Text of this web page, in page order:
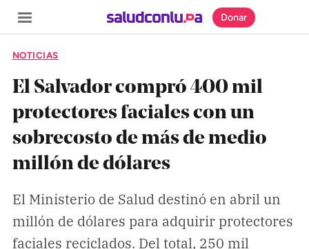
SECCIONES
Inicio
Noticias
Especiales
Nosotros
Donar
NOTICIAS
El Salvador compró 400 mil
protectores faciales con un
sobrecosto de más de medio
millón de dólares
El Ministerio de Salud destinó en abril un
millón de dólares para adquirir protectores
faciales reciclados. Del total, 250 mil